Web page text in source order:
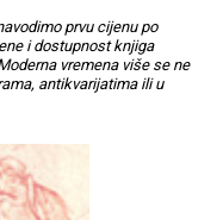
prvu cijenu po
i dostupnost knjiga
vremena više se ne
antikvarijatima ili u